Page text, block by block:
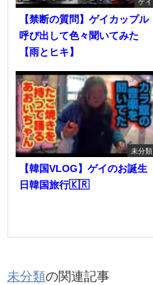
【禁断の質問】ゲイカップル
呼び出して色々聞いてみた
【雨とヒキ】
未分類
【韓国VLOG】ゲイのお誕生
日韓国旅行🇰🇷
未分類の関連記事